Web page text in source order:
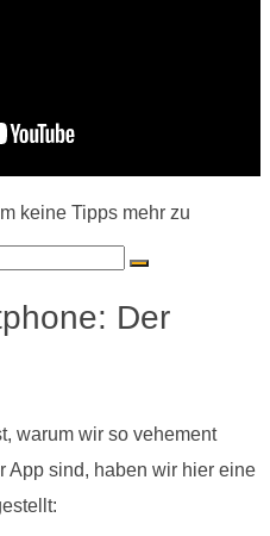
Kurs]
keine Tipps mehr zu
Der
warum wir so vehement
App sind, haben wir hier eine